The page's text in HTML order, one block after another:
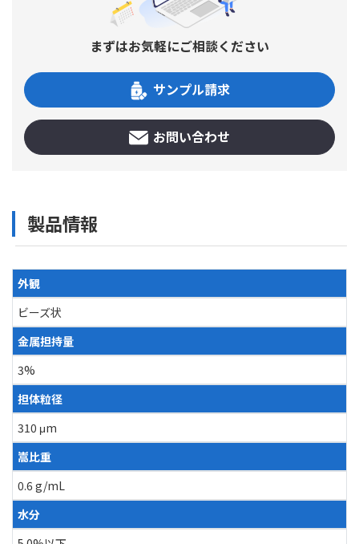
まずはお気軽にご相談ください
サンプル請求
お問い合わせ
製品情報
外観
ビーズ状
金属担持量
3%
担体粒径
310 μm
嵩比重
0.6 g/mL
水分